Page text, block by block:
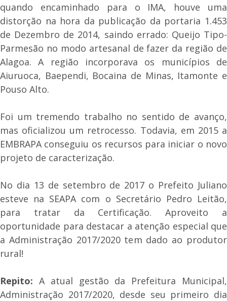
quando encaminhado para o IMA, houve uma
distorção na hora da publicação da portaria 1.453
de Dezembro de 2014, saindo errado: Queijo Tipo-
Parmesão no modo artesanal de fazer da região de
Alagoa. A região incorporava os municípios de
Aiuruoca, Baependi, Bocaina de Minas, Itamonte e
Pouso Alto.
Foi um tremendo trabalho no sentido de avanço,
mas oficializou um retrocesso. Todavia, em 2015 a
EMBRAPA conseguiu os recursos para iniciar o novo
projeto de caracterização.
No dia 13 de setembro de 2017 o Prefeito Juliano
esteve na SEAPA com o Secretário Pedro Leitão,
para tratar da Certificação. Aproveito a
oportunidade para destacar a atenção especial que
a Administração 2017/2020 tem dado ao produtor
rural!
Repito: A atual gestão da Prefeitura Municipal,
Administração 2017/2020, desde seu primeiro dia